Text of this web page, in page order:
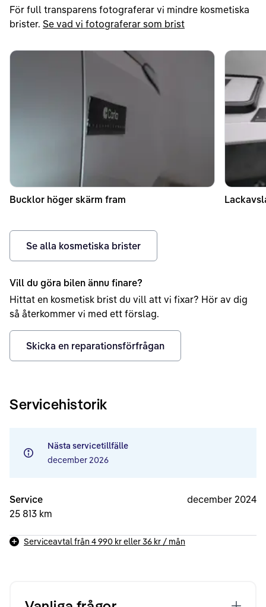
För full transparens fotograferar vi mindre kosmetiska
brister. Se vad vi fotograferar som brist
Bucklor höger skärm fram
Se alla kosmetiska brister
Vill du göra bilen ännu finare?
Hittat en kosmetisk brist du vill att vi fixar? Hör av dig
så återkommer vi med ett förslag.
Skicka en reparationsförfrågan
Servicehistorik
Nästa servicetillfälle
december 2026
Service
25 813 km
december 2024
Serviceavtal från 4 990 kreller36 kr / mån